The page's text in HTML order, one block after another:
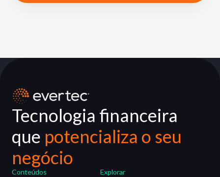
Tecnologia financeira
que potencializa o seu
negócio
Conteúdos
Explorar